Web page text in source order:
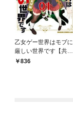
乙女ゲー世界はモブに
厳しい世界です【共和
国編】 ０１
836